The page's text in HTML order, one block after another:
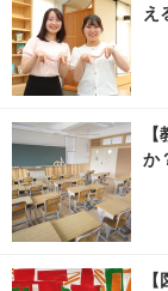
え
か